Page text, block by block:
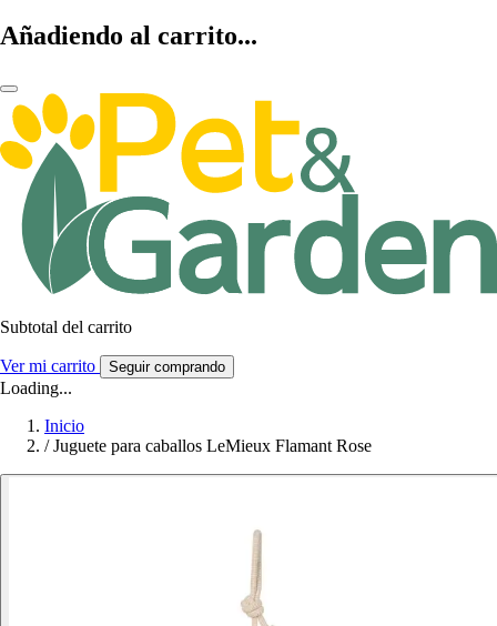
Añadiendo al carrito...
Subtotal del carrito
Ver mi carrito Seguir comprando
Loading...
Inicio
/ Juguete para caballos LeMieux Flamant Rose